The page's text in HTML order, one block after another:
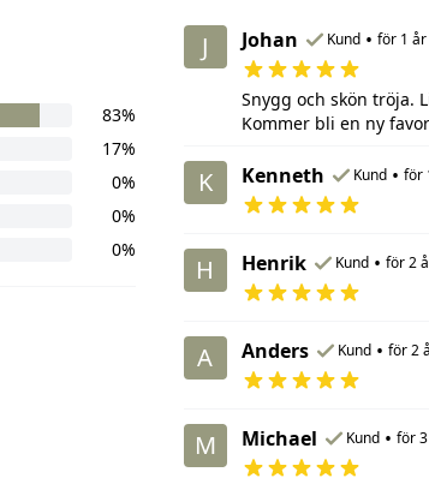
83%
17%
0%
0%
0%
J Johan Kund • för 1
Snygg och skön tröja.
Kommer bli en ny
K Kenneth Kund • för
H Henrik Kund • för 2
A Anders Kund • för 2
M Michael Kund • för